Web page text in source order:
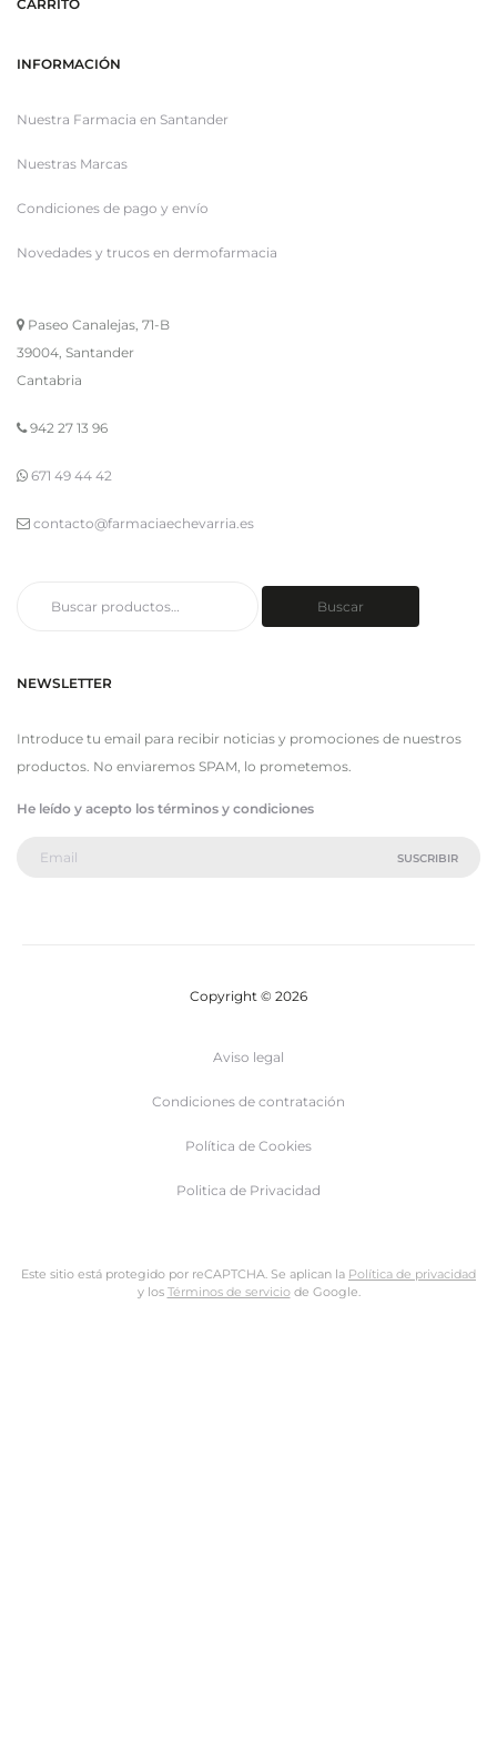
CARRITO
INFORMACIÓN
Nuestra Farmacia en Santander
Nuestras Marcas
Condiciones de pago y envío
Novedades y trucos en dermofarmacia
Paseo Canalejas, 71-B
39004, Santander
Cantabria
942 27 13 96
671 49 44 42
contacto@farmaciaechevarria.es
Buscar
NEWSLETTER
Introduce tu email para recibir noticias y promociones de nuestros
productos. No enviaremos SPAM, lo prometemos.
He leído y acepto los términos y condiciones
Copyright © 2026
Aviso legal
Condiciones de contratación
Política de Cookies
Politica de Privacidad
Este sitio está protegido por reCAPTCHA. Se aplican la Política de privacidad
y los Términos de serviciode Google.